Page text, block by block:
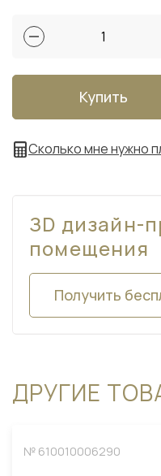
Купить
Сколько мне нужно
ЗD дизайн-
помещения
Получить
ДРУГИЕ
№ 610010006290